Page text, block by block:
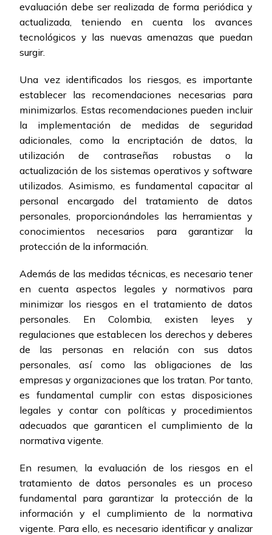
evaluación debe ser realizada de forma periódica y
actualizada, teniendo en cuenta los avances
tecnológicos y las nuevas amenazas que puedan
surgir.
Una vez identificados los riesgos, es importante
establecer las recomendaciones necesarias para
minimizarlos. Estas recomendaciones pueden incluir
la implementación de medidas de seguridad
adicionales, como la encriptación de datos, la
utilización de contraseñas robustas o la
actualización de los sistemas operativos y software
utilizados. Asimismo, es fundamental capacitar al
personal encargado del tratamiento de datos
personales, proporcionándoles las herramientas y
conocimientos necesarios para garantizar la
protección de la información.
Además de las medidas técnicas, es necesario tener
en cuenta aspectos legales y normativos para
minimizar los riesgos en el tratamiento de datos
personales. En Colombia, existen leyes y
regulaciones que establecen los derechos y deberes
de las personas en relación con sus datos
personales, así como las obligaciones de las
empresas y organizaciones que los tratan. Por tanto,
es fundamental cumplir con estas disposiciones
legales y contar con políticas y procedimientos
adecuados que garanticen el cumplimiento de la
normativa vigente.
En resumen, la evaluación de los riesgos en el
tratamiento de datos personales es un proceso
fundamental para garantizar la protección de la
información y el cumplimiento de la normativa
vigente. Para ello, es necesario identificar y analizar